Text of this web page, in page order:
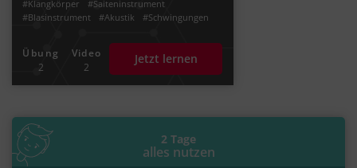
#Klangkörper
#Saiteninstrument
#Blasinstrument
#Akustik
#Schwingungen
Übung
2
Video
2
Jetzt lernen
2 Tage
alles nutzen